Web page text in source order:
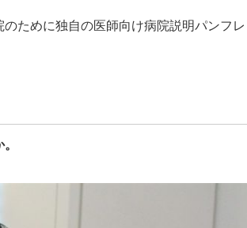
ために独自の医師向け病院説明パンフレ